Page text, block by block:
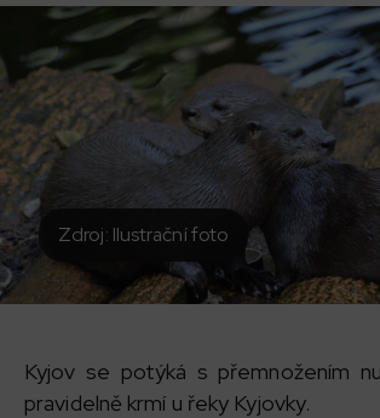
Zdroj: Ilustrační foto
Kyjov se potýká s přemnožením
pravidelně krmí u řeky Kyjovky.